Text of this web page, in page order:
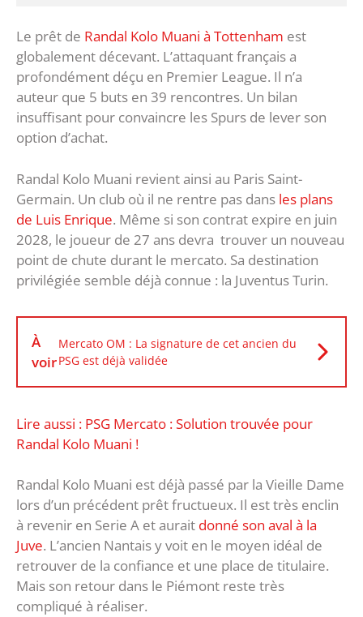
Le prêt de Randal Kolo Muani à Tottenham est
globalement décevant. L’attaquant français a
profondément déçu en Premier League. Il n’a
auteur que 5 buts en 39 rencontres. Un bilan
insuffisant pour convaincre les Spurs de lever son
option d’achat.
Randal Kolo Muani revient ainsi au Paris Saint-
Germain. Un club où il ne rentre pas dans les plans
de Luis Enrique. Même si son contrat expire en juin
2028, le joueur de 27 ans devra trouver un nouveau
point de chute durant le mercato. Sa destination
privilégiée semble déjà connue : la Juventus Turin.
À
voir
Mercato OM : La signature de cet ancien du
PSG est déjà validée
Lire aussi : PSG Mercato : Solution trouvée pour
Randal Kolo Muani !
Randal Kolo Muani est déjà passé par la Vieille Dame
lors d’un précédent prêt fructueux. Il est très enclin
à revenir en Serie A et aurait donné son aval à la
Juve. L’ancien Nantais y voit en le moyen idéal de
retrouver de la confiance et une place de titulaire.
Mais son retour dans le Piémont reste très
compliqué à réaliser.